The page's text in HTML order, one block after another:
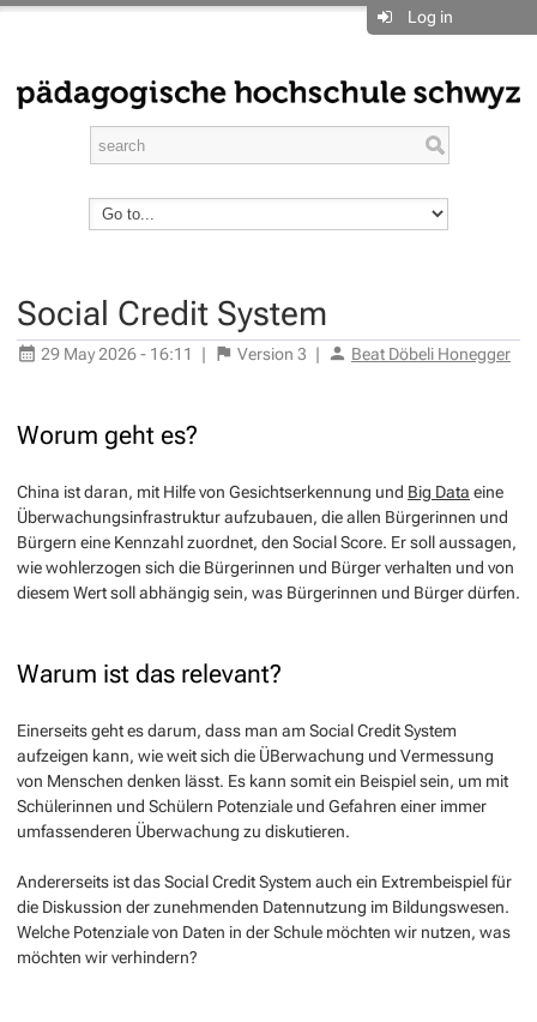
Log in
Social Credit System
29 May 2026 - 16:11 | Version 3 | Beat Döbeli Honegger
Worum geht es?
China ist daran, mit Hilfe von Gesichtserkennung und Big Data eine
Überwachungsinfrastruktur aufzubauen, die allen Bürgerinnen und
Bürgern eine Kennzahl zuordnet, den Social Score. Er soll aussagen,
wie wohlerzogen sich die Bürgerinnen und Bürger verhalten und von
diesem Wert soll abhängig sein, was Bürgerinnen und Bürger dürfen.
Warum ist das relevant?
Einerseits geht es darum, dass man am Social Credit System
aufzeigen kann, wie weit sich die ÜBerwachung und Vermessung
von Menschen denken lässt. Es kann somit ein Beispiel sein, um mit
Schülerinnen und Schülern Potenziale und Gefahren einer immer
umfassenderen Überwachung zu diskutieren.
Andererseits ist das Social Credit System auch ein Extrembeispiel für
die Diskussion der zunehmenden Datennutzung im Bildungswesen.
Welche Potenziale von Daten in der Schule möchten wir nutzen, was
möchten wir verhindern?